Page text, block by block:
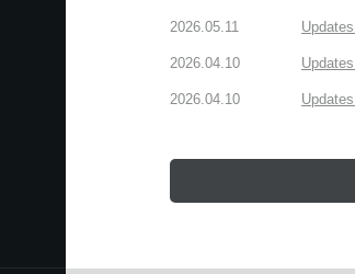
2026.05.11
2026.04.10
2026.04.10